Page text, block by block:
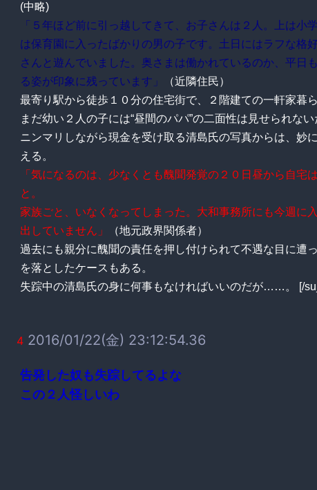
(中略)
「５年ほど前に引っ越してきて、お子さんは２人。上は小
は保育園に入ったばかりの男の子です。土日にはラフな格
さんと遊んでいました。奥さまは働かれているのか、平日
る姿が印象に残っています」
（近隣住民）
最寄り駅から徒歩１０分の住宅街で、２階建ての一軒家暮ら
まだ幼い２人の子には“昼間のパパ”の二面性は見せられな
ニンマリしながら現金を受け取る清島氏の写真からは、妙
える。
「気になるのは、少なくとも醜聞発覚の２０日昼から自宅
と。
家族ごと、いなくなってしまった。大和事務所にも今週に
出していません」
（地元政界関係者）
過去にも親分に醜聞の責任を押し付けられて不遇な目に遭
を落としたケースもある。
失踪中の清島氏の身に何事もなければいいのだが……。 [/
4 2016/01/22(金) 23:12:54.36
告発した奴も失踪してるよな
この２人怪しいわ